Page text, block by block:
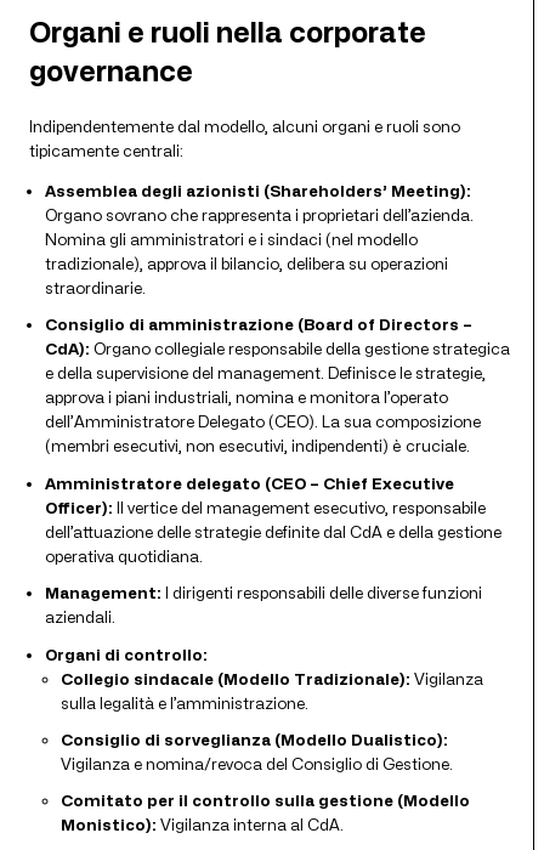
Organi e ruoli nella corporate
governance
Indipendentemente dal modello, alcuni organi e ruoli sono
tipicamente centrali:
Assemblea degli azionisti (Shareholders’ Meeting):
Organo sovrano che rappresenta i proprietari dell’azienda.
Nomina gli amministratori e i sindaci (nel modello
tradizionale), approva il bilancio, delibera su operazioni
straordinarie.
Consiglio di amministrazione (Board of Directors –
CdA): Organo collegiale responsabile della gestione strategica
e della supervisione del management. Definisce le strategie,
approva i piani industriali, nomina e monitora l’operato
dell’Amministratore Delegato (CEO). La sua composizione
(membri esecutivi, non esecutivi, indipendenti) è cruciale.
Amministratore delegato (CEO – Chief Executive
Officer): Il vertice del management esecutivo, responsabile
dell’attuazione delle strategie definite dal CdA e della gestione
operativa quotidiana.
Management: I dirigenti responsabili delle diverse funzioni
aziendali.
Organi di controllo:
Collegio sindacale (Modello Tradizionale): Vigilanza
sulla legalità e l’amministrazione.
Consiglio di sorveglianza (Modello Dualistico):
Vigilanza e nomina/revoca del Consiglio di Gestione.
Comitato per il controllo sulla gestione (Modello
Monistico): Vigilanza interna al CdA.